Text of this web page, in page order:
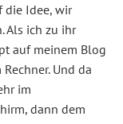
die Idee, wir
Als ich zu ihr
auf meinem Blog
Und da
im
dann dem